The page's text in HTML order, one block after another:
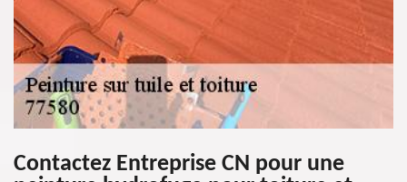
Contactez Entreprise CN pour une